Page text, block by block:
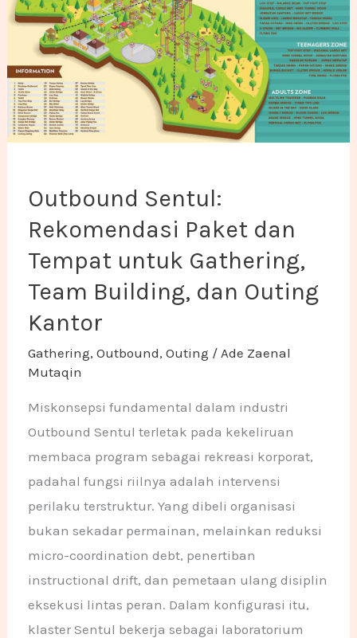
Outbound Sentul:
Rekomendasi Paket dan
Tempat untuk Gathering,
Team Building, dan Outing
Kantor
Gathering, Outbound, Outing / Ade Zaenal
Mutaqin
Miskonsepsi fundamental dalam industri
Outbound Sentul terletak pada kekeliruan
membaca program sebagai rekreasi korporat,
padahal fungsi riilnya adalah intervensi
perilaku terstruktur. Yang dibeli organisasi
bukan sekadar permainan, melainkan reduksi
micro-coordination debt, penertiban
instructional drift, dan pemetaan ulang disiplin
eksekusi lintas peran. Dalam konfigurasi itu,
klaster Sentul bekerja sebagai laboratorium